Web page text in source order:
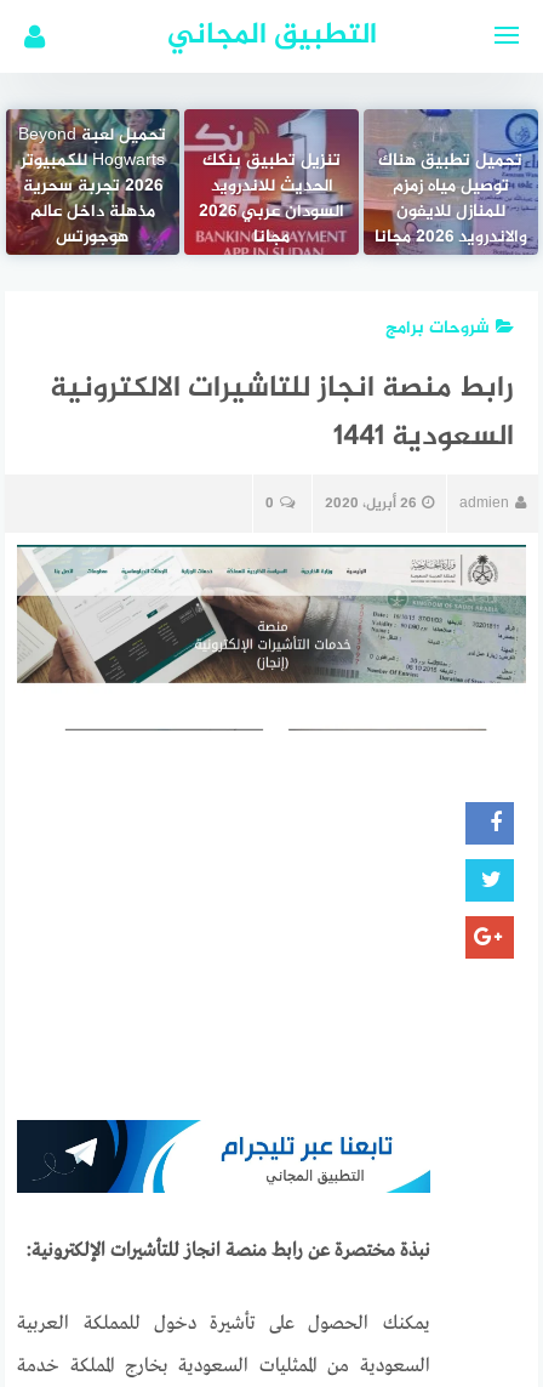
التطبيق المجاني
تحميل تطبيق هناك
توصيل مياه زمزم
للمنازل للايفون
والاندرويد 2026 مجانا
تنزيل تطبيق بنكك
الحديث للاندرويد
السودان عربي 2026
مجانا
تحميل لعبة Beyond
Hogwarts للكمبيوتر
2026 تجربة سحرية
مذهلة داخل عالم
هوجورتس
شروحات برامج
رابط منصة انجاز للتاشيرات الالكترونية
السعودية 1441
admien 26 أبريل، 2020 0
نبذة مختصرة عن رابط منصة انجاز للتأشيرات الإلكترونية:
يمكنك الحصول على تأشيرة دخول للمملكة العربية
السعودية من الممثليات السعودية بخارج المملكة خدمة